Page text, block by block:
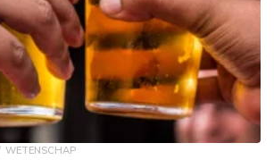
WETENSCHAP